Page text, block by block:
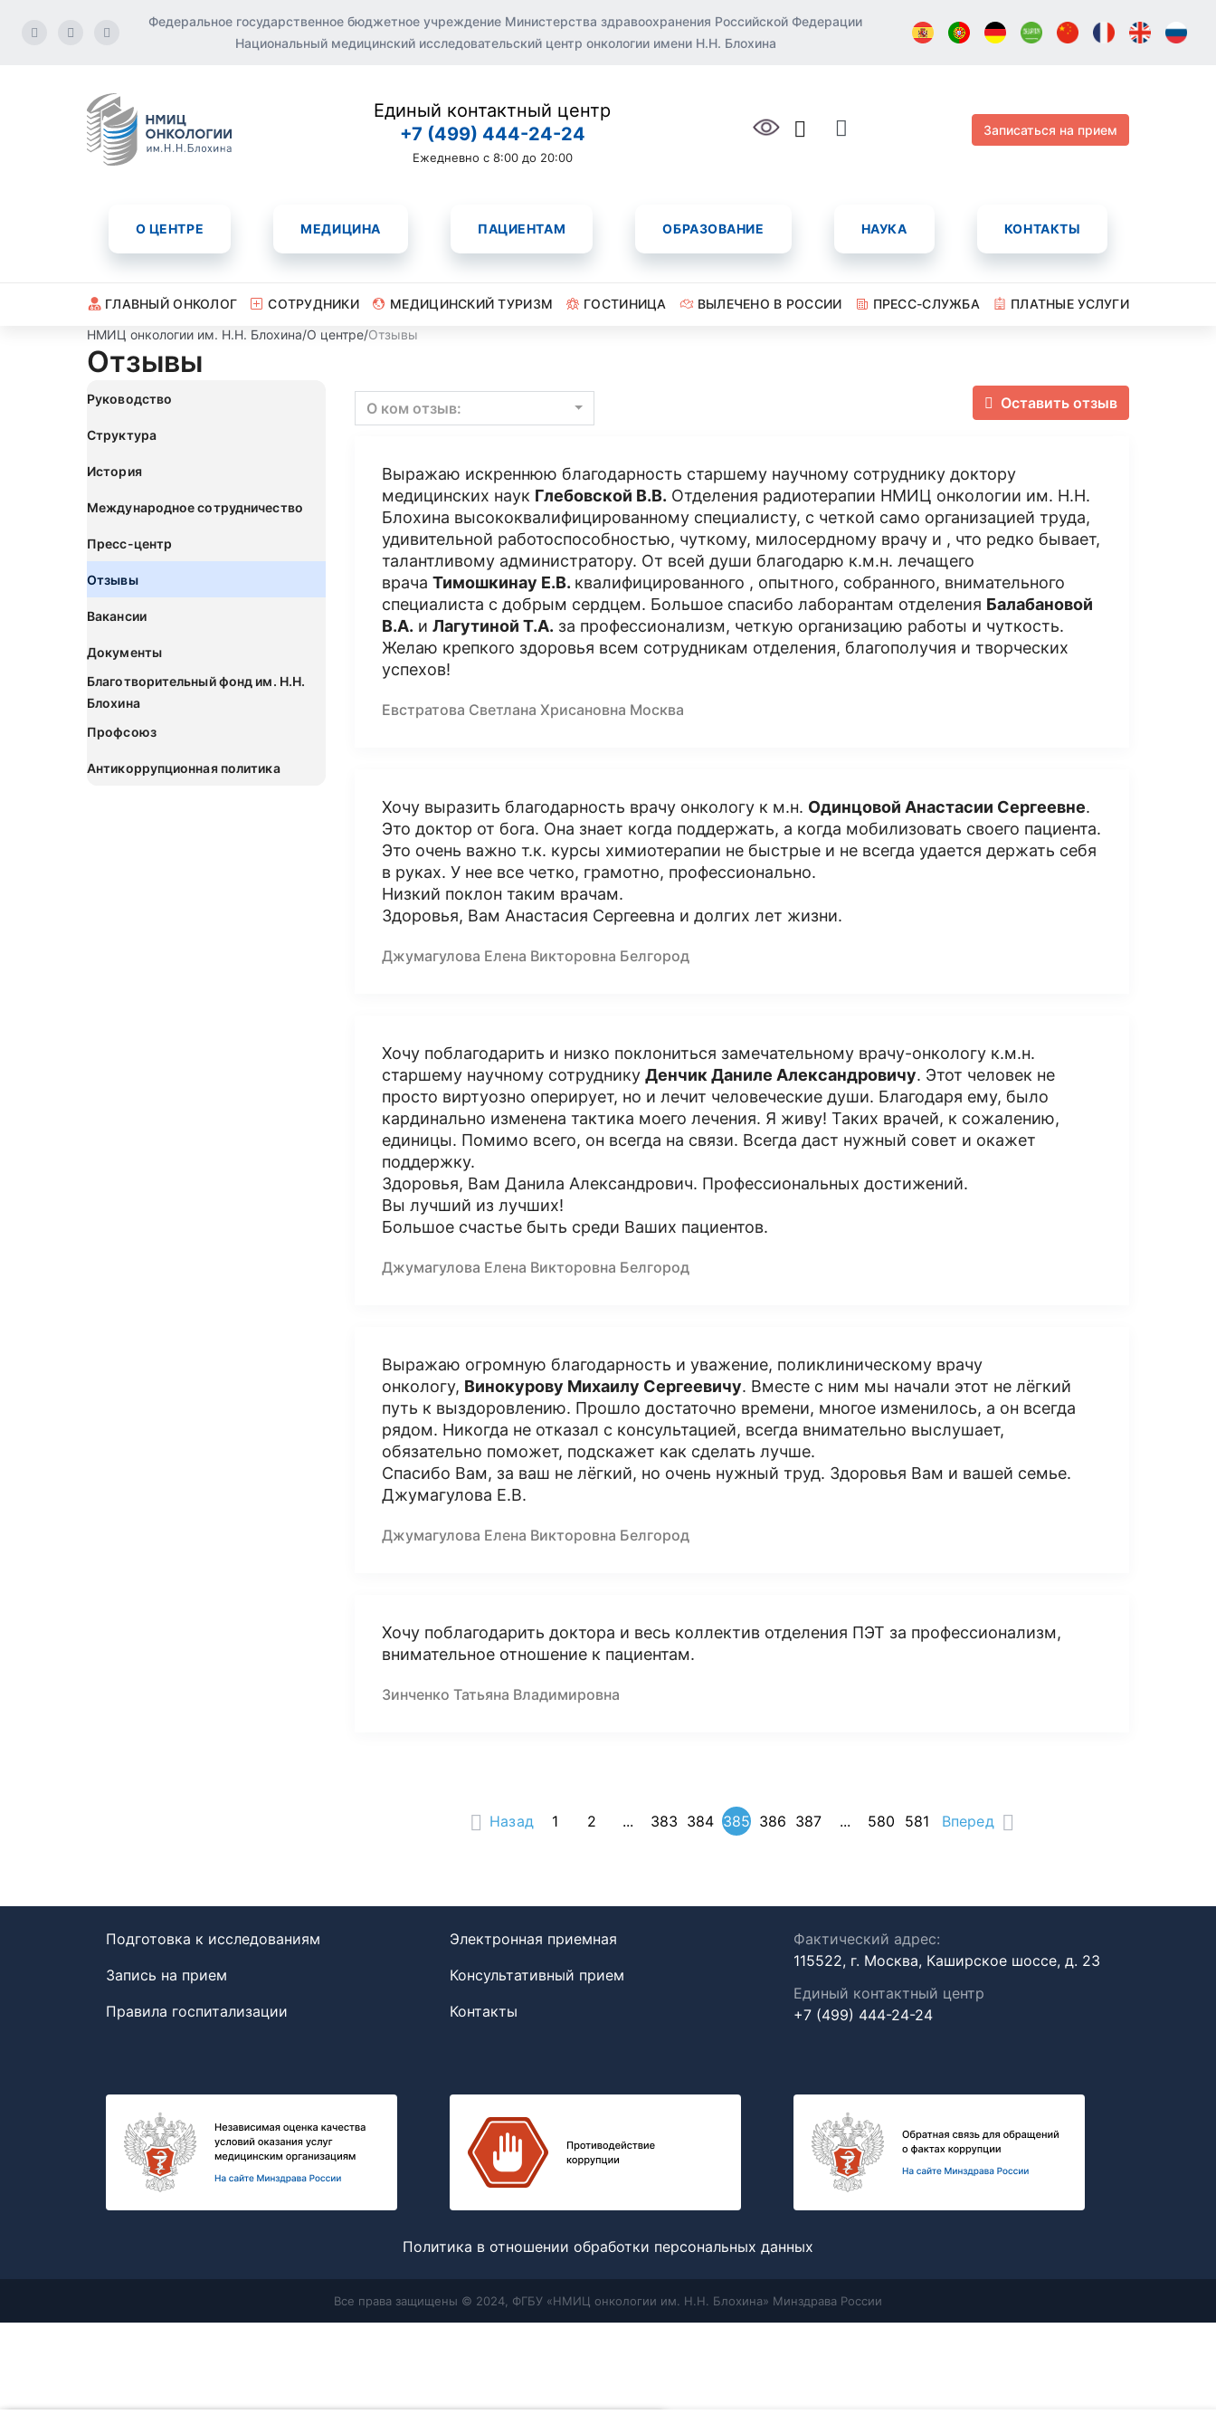
Федеральное государственное бюджетное учреждение Министерства здравоохранения Российской Федерации
Национальный медицинский исследовательский центр онкологии имени Н.Н. Блохина
Единый контактный центр
+7 (499) 444-24-24
Ежедневно с 8:00 до 20:00
Записаться на прием
О ЦЕНТРЕ МЕДИЦИНА ПАЦИЕНТАМ ОБРАЗОВАНИЕ НАУКА КОНТАКТЫ
ГЛАВНЫЙ ОНКОЛОГ СОТРУДНИКИ МЕДИЦИНСКИЙ ТУРИЗМ ГОСТИНИЦА ВЫЛЕЧЕНО В РОССИИ ПРЕСС-СЛУЖБА
ПЛАТНЫЕ УСЛУГИ
НМИЦ онкологии им. Н.Н. Блохина/О центре/Отзывы
Отзывы
Руководство
Структура
История
Международное сотрудничество
Пресс-центр
Отзывы
Вакансии
Документы
Благотворительный фонд им. Н.Н.
Блохина
Профсоюз
Антикоррупционная политика
Оставить отзыв
О ком отзыв:
Выражаю искреннюю благодарность старшему научному сотруднику доктору
медицинских наук Глебовской В.В. Отделения радиотерапии НМИЦ онкологии им. Н.Н.
Блохина высококвалифицированному специалисту, с четкой само организацией труда,
удивительной работоспособностью, чуткому, милосердному врачу и , что редко бывает,
талантливому администратору. От всей души благодарю к.м.н. лечащего
врача Тимошкинау Е.В. квалифицированного , опытного, собранного, внимательного
специалиста с добрым сердцем. Большое спасибо лаборантам отделения Балабановой
В.А. и Лагутиной Т.А. за профессионализм, четкую организацию работы и чуткость.
Желаю крепкого здоровья всем сотрудникам отделения, благополучия и творческих
успехов!
Евстратова Светлана Хрисановна Москва
Хочу выразить благодарность врачу онкологу к м.н. Одинцовой Анастасии Сергеевне.
Это доктор от бога. Она знает когда поддержать, а когда мобилизовать своего пациента.
Это очень важно т.к. курсы химиотерапии не быстрые и не всегда удается держать себя
в руках. У нее все четко, грамотно, профессионально.
Низкий поклон таким врачам.
Здоровья, Вам Анастасия Сергеевна и долгих лет жизни.
Джумагулова Елена Викторовна Белгород
Хочу поблагодарить и низко поклониться замечательному врачу-онкологу к.м.н.
старшему научному сотруднику Денчик Даниле Александровичу. Этот человек не
просто виртуозно оперирует, но и лечит человеческие души. Благодаря ему, было
кардинально изменена тактика моего лечения. Я живу! Таких врачей, к сожалению,
единицы. Помимо всего, он всегда на связи. Всегда даст нужный совет и окажет
поддержку.
Здоровья, Вам Данила Александрович. Профессиональных достижений.
Вы лучший из лучших!
Большое счастье быть среди Ваших пациентов.
Джумагулова Елена Викторовна Белгород
Выражаю огромную благодарность и уважение, поликлиническому врачу
онкологу, Винокурову Михаилу Сергеевичу. Вместе с ним мы начали этот не лёгкий
путь к выздоровлению. Прошло достаточно времени, многое изменилось, а он всегда
рядом. Никогда не отказал с консультацией, всегда внимательно выслушает,
обязательно поможет, подскажет как сделать лучше.
Спасибо Вам, за ваш не лёгкий, но очень нужный труд. Здоровья Вам и вашей семье.
Джумагулова Е.В.
Джумагулова Елена Викторовна Белгород
Хочу поблагодарить доктора и весь коллектив отделения ПЭТ за профессионализм,
внимательное отношение к пациентам.
Зинченко Татьяна Владимировна
Назад 1 2 ... 383 384 385 386 387 ... 580 581 Вперед
Подготовка к исследованиям
Запись на прием
Правила госпитализации
Электронная приемная
Консультативный прием
Контакты
Фактический адрес:
115522, г. Москва, Каширское шоссе, д. 23
Единый контактный центр
+7 (499) 444-24-24
Политика в отношении обработки персональных данных
Все права защищены © 2024, ФГБУ «НМИЦ онкологии им. Н.Н. Блохина» Минздрава России